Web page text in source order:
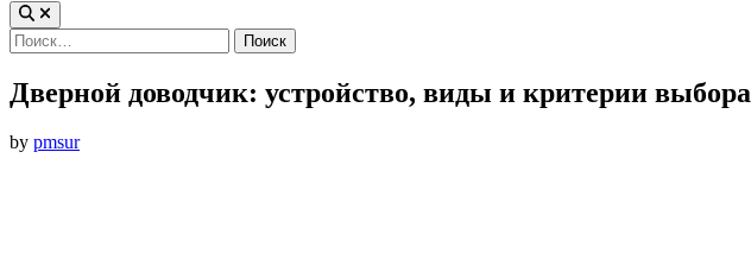
Найти:
Дверной доводчик: устройство, виды и критерии выбора
by pmsur